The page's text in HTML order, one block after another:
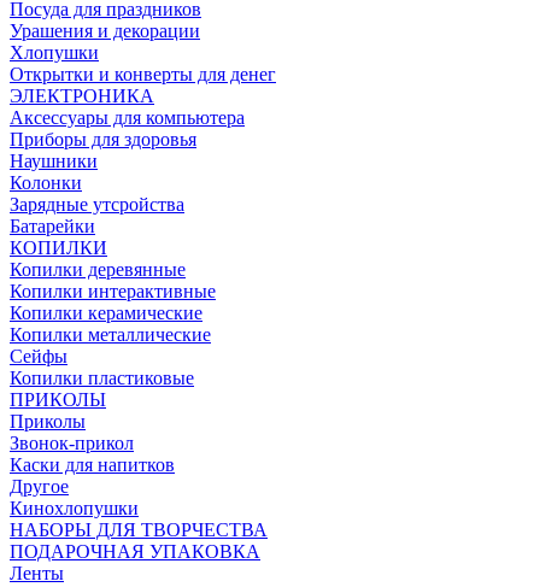
Посуда для праздников
Урашения и декорации
Хлопушки
Открытки и конверты для денег
ЭЛЕКТРОНИКА
Аксессуары для компьютера
Приборы для здоровья
Наушники
Колонки
Зарядные утсройства
Батарейки
КОПИЛКИ
Копилки деревянные
Копилки интерактивные
Копилки керамические
Копилки металлические
Сейфы
Копилки пластиковые
ПРИКОЛЫ
Приколы
Звонок-прикол
Каски для напитков
Другое
Кинохлопушки
НАБОРЫ ДЛЯ ТВОРЧЕСТВА
ПОДАРОЧНАЯ УПАКОВКА
Ленты